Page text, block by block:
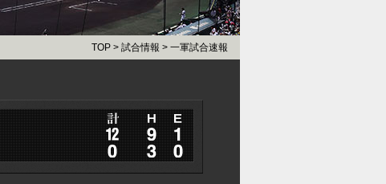
TOP > 試合情報 > 一軍試合速報